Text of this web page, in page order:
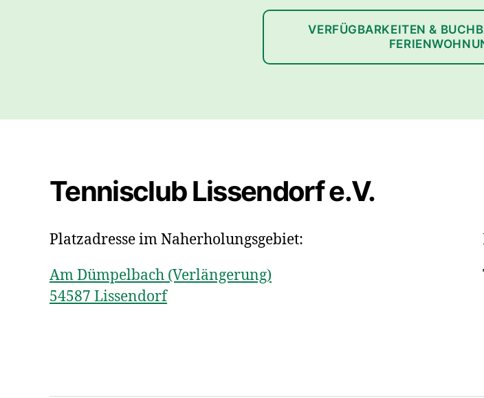
VERFÜGBARKEITEN &
Tennisclub Lissendorf e.V.
Platzadresse im Naherholungsgebiet:
Am Dümpelbach (Verlängerung)
54587 Lissendorf